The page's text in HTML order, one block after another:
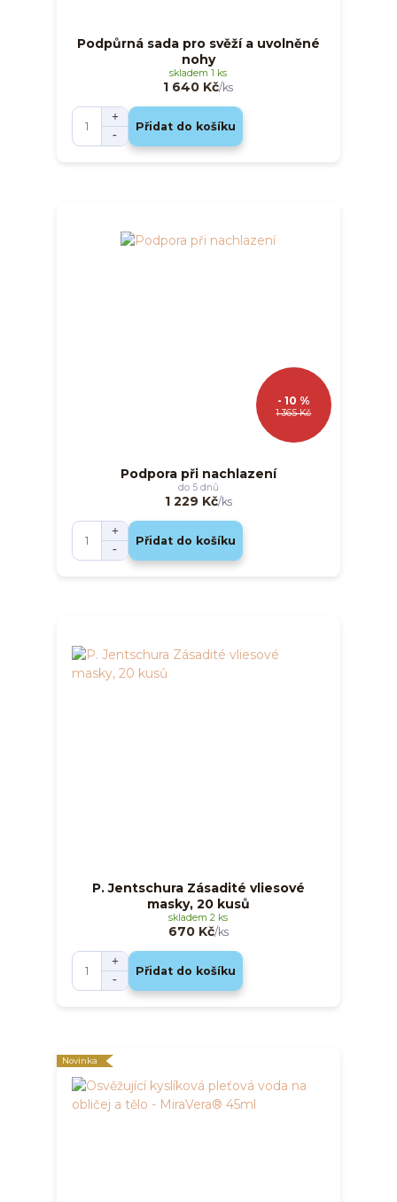
Podpůrná sada pro svěží a uvolněné
nohy
1 640 Kč/ks
skladem 1 ks
Přidat do košíku
1 365 Kč
- 10 %
Podpora při nachlazení
1 229 Kč/ks
do 5 dnů
Přidat do košíku
P. Jentschura Zásadité vliesové
masky, 20 kusů
670 Kč/ks
skladem 2 ks
Přidat do košíku
Novinka